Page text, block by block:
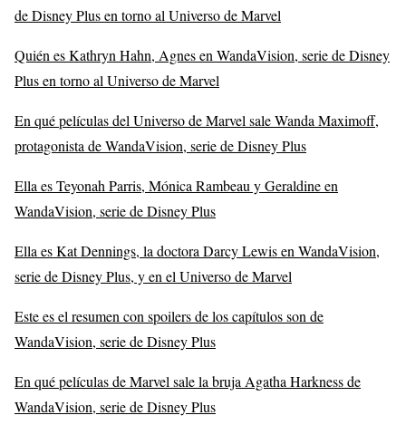
de Disney Plus en torno al Universo de Marvel
Quién es Kathryn Hahn, Agnes en WandaVision, serie de Disney
Plus en torno al Universo de Marvel
En qué películas del Universo de Marvel sale Wanda Maximoff,
protagonista de WandaVision, serie de Disney Plus
Ella es Teyonah Parris, Mónica Rambeau y Geraldine en
WandaVision, serie de Disney Plus
Ella es Kat Dennings, la doctora Darcy Lewis en WandaVision,
serie de Disney Plus, y en el Universo de Marvel
Este es el resumen con spoilers de los capítulos son de
WandaVision, serie de Disney Plus
En qué películas de Marvel sale la bruja Agatha Harkness de
WandaVision, serie de Disney Plus